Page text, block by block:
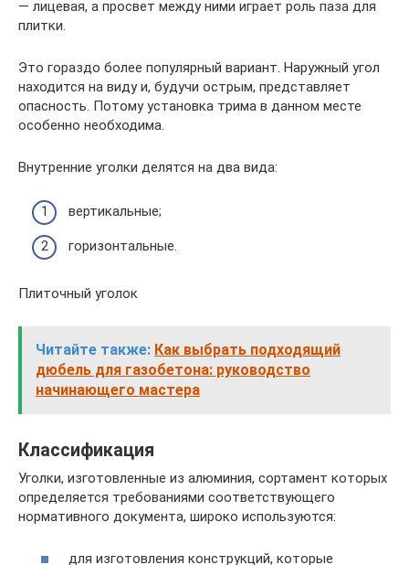
— лицевая, а просвет между ними играет роль паза для
плитки.
Это гораздо более популярный вариант. Наружный угол
находится на виду и, будучи острым, представляет
опасность. Потому установка трима в данном месте
особенно необходима.
Внутренние уголки делятся на два вида:
вертикальные;
горизонтальные.
Плиточный уголок
Читайте также: Как выбрать подходящий
дюбель для газобетона: руководство
начинающего мастера
Классификация
Уголки, изготовленные из алюминия, сортамент которых
определяется требованиями соответствующего
нормативного документа, широко используются:
для изготовления конструкций, которые